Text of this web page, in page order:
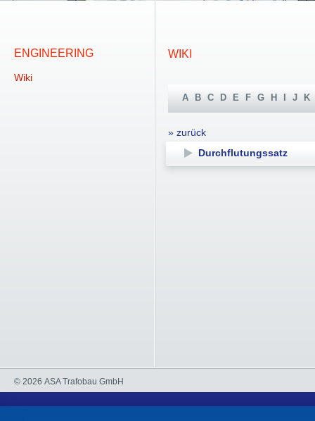
ENGINEERING
Wiki
WIKI
A B C D E F G H J K
» zurück
Durchflutungssatz
© 2026 ASA Trafobau GmbH